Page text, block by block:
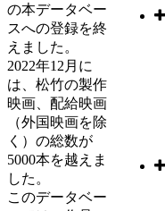
の本データベー
スへの登録を終
えました。
2022年12月に
は、松竹の製作
映画、配給映画
（外国映画を除
く）の総数が
5000本を越えま
した。
このデータベー